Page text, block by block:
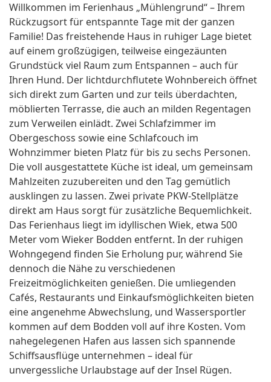
Willkommen im Ferienhaus „Mühlengrund“ – Ihrem
Rückzugsort für entspannte Tage mit der ganzen
Familie! Das freistehende Haus in ruhiger Lage bietet
auf einem großzügigen, teilweise eingezäunten
Grundstück viel Raum zum Entspannen – auch für
Ihren Hund. Der lichtdurchflutete Wohnbereich öffnet
sich direkt zum Garten und zur teils überdachten,
möblierten Terrasse, die auch an milden Regentagen
zum Verweilen einlädt. Zwei Schlafzimmer im
Obergeschoss sowie eine Schlafcouch im
Wohnzimmer bieten Platz für bis zu sechs Personen.
Die voll ausgestattete Küche ist ideal, um gemeinsam
Mahlzeiten zuzubereiten und den Tag gemütlich
ausklingen zu lassen. Zwei private PKW-Stellplätze
direkt am Haus sorgt für zusätzliche Bequemlichkeit.
Das Ferienhaus liegt im idyllischen Wiek, etwa 500
Meter vom Wieker Bodden entfernt. In der ruhigen
Wohngegend finden Sie Erholung pur, während Sie
dennoch die Nähe zu verschiedenen
Freizeitmöglichkeiten genießen. Die umliegenden
Cafés, Restaurants und Einkaufsmöglichkeiten bieten
eine angenehme Abwechslung, und Wassersportler
kommen auf dem Bodden voll auf ihre Kosten. Vom
nahegelegenen Hafen aus lassen sich spannende
Schiffsausflüge unternehmen – ideal für
unvergessliche Urlaubstage auf der Insel Rügen.